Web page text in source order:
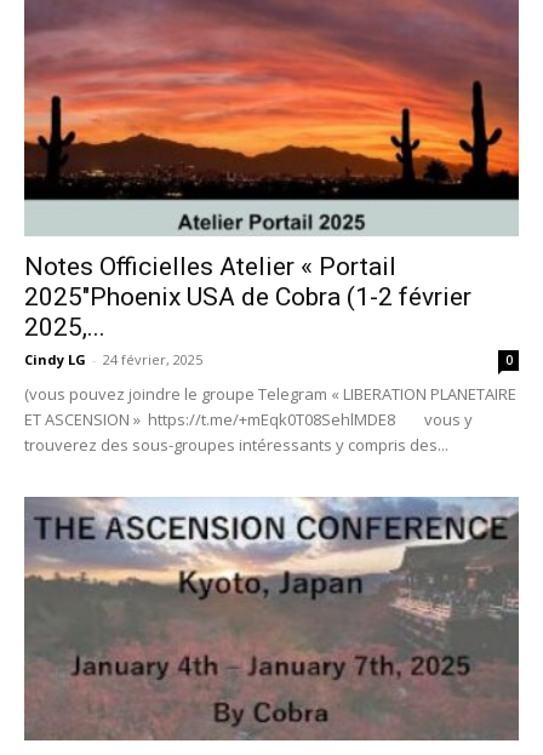
Notes Officielles Atelier « Portail
2025″Phoenix USA de Cobra (1-2 février
2025,...
Cindy LG - 24 février, 2025 0
(vous pouvez joindre le groupe Telegram « LIBERATION PLANETAIRE
ET ASCENSION » https://t.me/+mEqk0T08SehlMDE8 vous y
trouverez des sous-groupes intéressants y compris des...